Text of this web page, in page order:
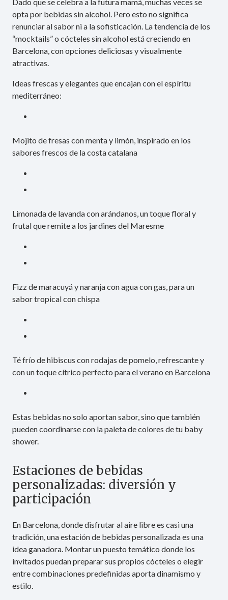
opta por bebidas sin alcohol. Pero esto no significa
renunciar al sabor ni a la sofisticación. La tendencia de los
“mocktails” o cócteles sin alcohol está creciendo en
Barcelona, con opciones deliciosas y visualmente
atractivas.
Ideas frescas y elegantes que encajan con el espíritu
mediterráneo:
Mojito de fresas con menta y limón, inspirado en los
sabores frescos de la costa catalana
Limonada de lavanda con arándanos, un toque floral y
frutal que remite a los jardines del Maresme
Fizz de maracuyá y naranja con agua con gas, para un
sabor tropical con chispa
Té frío de hibiscus con rodajas de pomelo, refrescante y
con un toque cítrico perfecto para el verano en Barcelona
Estas bebidas no solo aportan sabor, sino que también
pueden coordinarse con la paleta de colores de tu baby
shower.
Estaciones de bebidas
personalizadas: diversión y
participación
En Barcelona, donde disfrutar al aire libre es casi una
tradición, una estación de bebidas personalizada es una
idea ganadora. Montar un puesto temático donde los
invitados puedan preparar sus propios cócteles o elegir
entre combinaciones predefinidas aporta dinamismo y
estilo.